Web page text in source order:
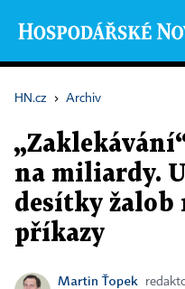
HN.cz › Archiv
na miliardy.
desítky žalob
příkazy
Martin Ťopek